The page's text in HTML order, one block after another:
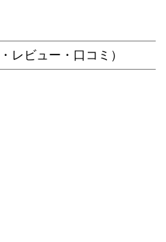
レビュー・口コミ）